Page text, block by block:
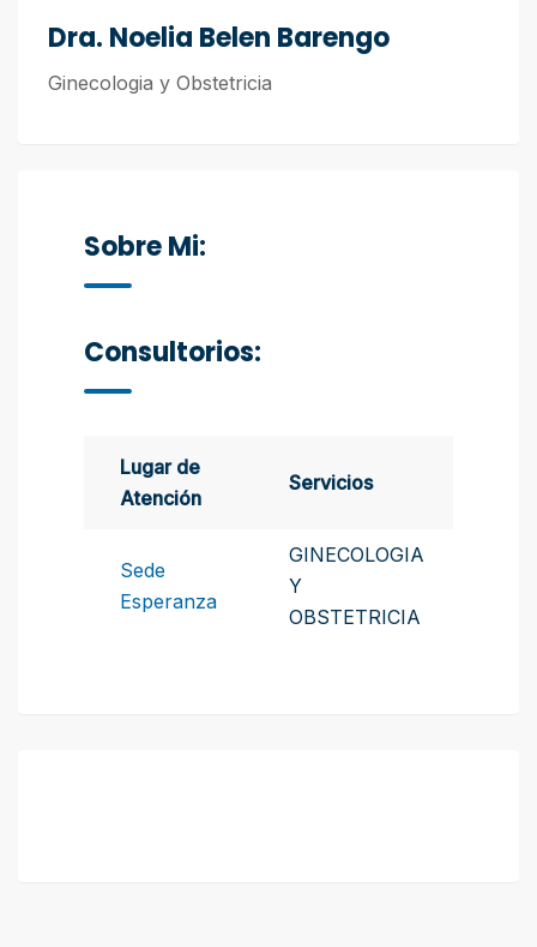
Dra. Noelia Belen Barengo
Ginecologia y Obstetricia
Sobre Mi:
Consultorios:
Lugar de
Atención
Servicios
Sede
Esperanza
GINECOLOGIA
Y
OBSTETRICIA